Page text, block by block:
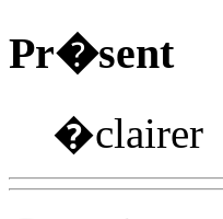
Pr�sent
�clairer